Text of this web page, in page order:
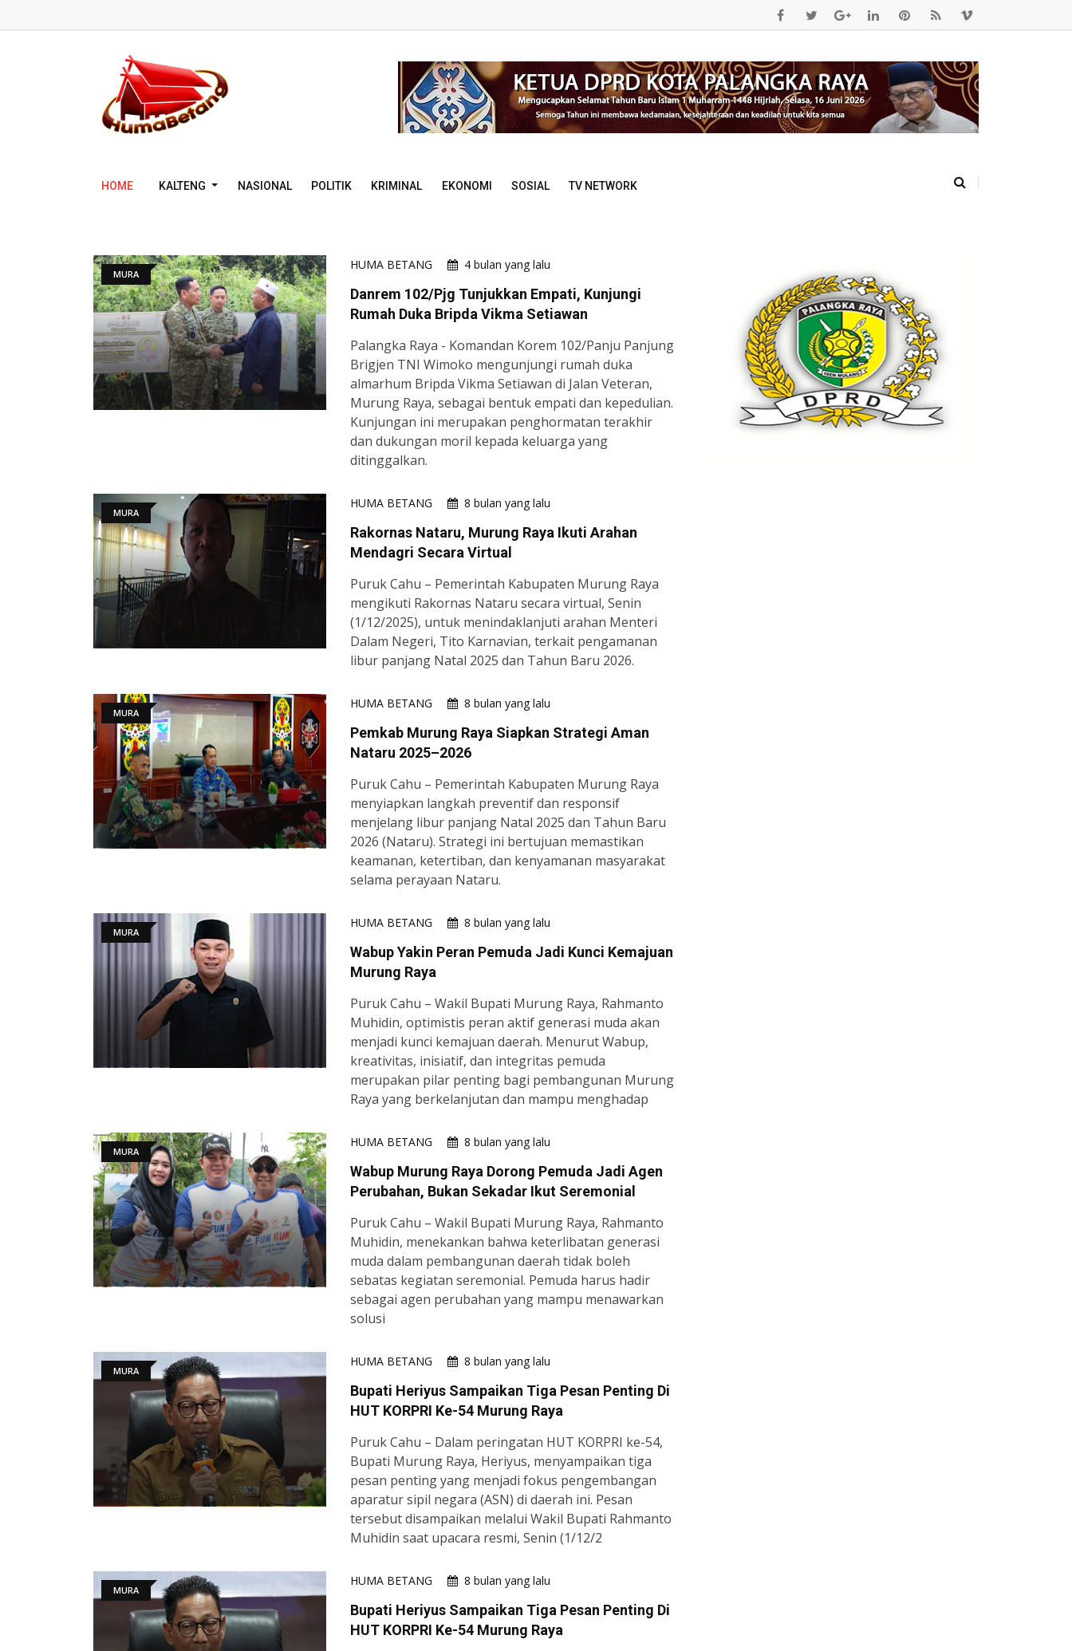
HOME KALTENG NASIONAL POLITIK KRIMINAL EKONOMI SOSIAL TV NETWORK
MURA
HUMA BETANG 4 bulan yang lalu
Danrem 102/Pjg Tunjukkan Empati, Kunjungi
Rumah Duka Bripda Vikma Setiawan
Palangka Raya - Komandan Korem 102/Panju Panjung
Brigjen TNI Wimoko mengunjungi rumah duka
almarhum Bripda Vikma Setiawan di Jalan Veteran,
Murung Raya, sebagai bentuk empati dan kepedulian.
Kunjungan ini merupakan penghormatan terakhir
dan dukungan moril kepada keluarga yang
ditinggalkan.
MURA
HUMA BETANG 8 bulan yang lalu
Rakornas Nataru, Murung Raya Ikuti Arahan
Mendagri Secara Virtual
Puruk Cahu – Pemerintah Kabupaten Murung Raya
mengikuti Rakornas Nataru secara virtual, Senin
(1/12/2025), untuk menindaklanjuti arahan Menteri
Dalam Negeri, Tito Karnavian, terkait pengamanan
libur panjang Natal 2025 dan Tahun Baru 2026.
MURA
HUMA BETANG 8 bulan yang lalu
Pemkab Murung Raya Siapkan Strategi Aman
Nataru 2025–2026
Puruk Cahu – Pemerintah Kabupaten Murung Raya
menyiapkan langkah preventif dan responsif
menjelang libur panjang Natal 2025 dan Tahun Baru
2026 (Nataru). Strategi ini bertujuan memastikan
keamanan, ketertiban, dan kenyamanan masyarakat
selama perayaan Nataru.
MURA
HUMA BETANG 8 bulan yang lalu
Wabup Yakin Peran Pemuda Jadi Kunci Kemajuan
Murung Raya
Puruk Cahu – Wakil Bupati Murung Raya, Rahmanto
Muhidin, optimistis peran aktif generasi muda akan
menjadi kunci kemajuan daerah. Menurut Wabup,
kreativitas, inisiatif, dan integritas pemuda
merupakan pilar penting bagi pembangunan Murung
Raya yang berkelanjutan dan mampu menghadap
MURA
HUMA BETANG 8 bulan yang lalu
Wabup Murung Raya Dorong Pemuda Jadi Agen
Perubahan, Bukan Sekadar Ikut Seremonial
Puruk Cahu – Wakil Bupati Murung Raya, Rahmanto
Muhidin, menekankan bahwa keterlibatan generasi
muda dalam pembangunan daerah tidak boleh
sebatas kegiatan seremonial. Pemuda harus hadir
sebagai agen perubahan yang mampu menawarkan
solusi
MURA
HUMA BETANG 8 bulan yang lalu
Bupati Heriyus Sampaikan Tiga Pesan Penting Di
HUT KORPRI Ke-54 Murung Raya
Puruk Cahu – Dalam peringatan HUT KORPRI ke-54,
Bupati Murung Raya, Heriyus, menyampaikan tiga
pesan penting yang menjadi fokus pengembangan
aparatur sipil negara (ASN) di daerah ini. Pesan
tersebut disampaikan melalui Wakil Bupati Rahmanto
Muhidin saat upacara resmi, Senin (1/12/2
MURA
HUMA BETANG 8 bulan yang lalu
Bupati Heriyus Sampaikan Tiga Pesan Penting Di
HUT KORPRI Ke-54 Murung Raya